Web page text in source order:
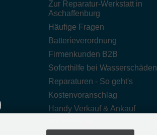
Zur Reparatur-Werkstatt in
Aschaffenburg
Häufige Fragen
Batterieverordnung
Firmenkunden B2B
Soforthilfe bei Wasserschäden
Reparaturen - So geht's
Kostenvoranschlag
Handy Verkauf & Ankauf